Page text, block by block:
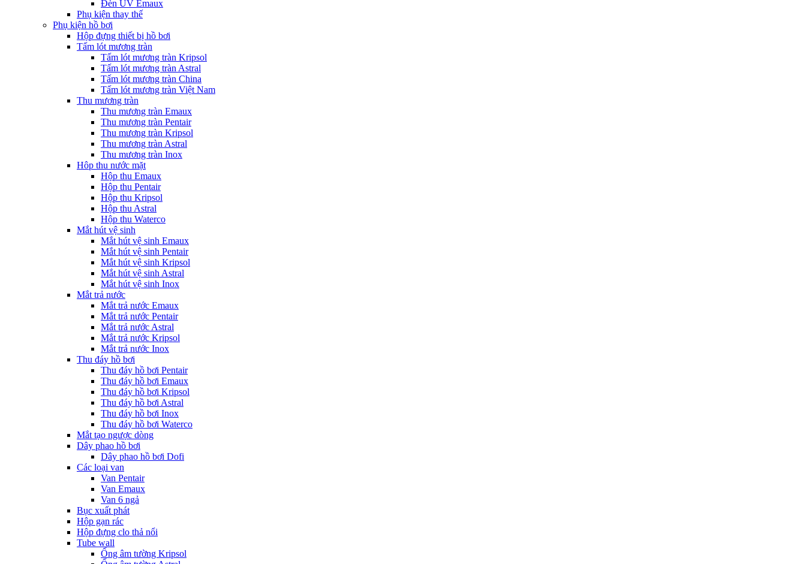
Đèn UV Emaux
Phụ kiện thay thế
Phụ kiện hồ bơi
Hộp đựng thiết bị hồ bơi
Tấm lót mương tràn
Tấm lót mương tràn Kripsol
Tấm lót mương tràn Astral
Tấm lót mương tràn China
Tấm lót mương tràn Việt Nam
Thu mương tràn
Thu mương tràn Emaux
Thu mương tràn Pentair
Thu mương tràn Kripsol
Thu mương tràn Astral
Thu mương tràn Inox
Hôp thu nước mặt
Hộp thu Emaux
Hộp thu Pentair
Hộp thu Kripsol
Hộp thu Astral
Hộp thu Waterco
Mắt hút vệ sinh
Mắt hút vệ sinh Emaux
Mắt hút vệ sinh Pentair
Mắt hút vệ sinh Kripsol
Mắt hút vệ sinh Astral
Mắt hút vệ sinh Inox
Mắt trả nước
Mắt trả nước Emaux
Mắt trả nước Pentair
Mắt trả nước Astral
Mắt trả nước Kripsol
Mắt trả nước Inox
Thu đáy hồ bơi
Thu đáy hồ bơi Pentair
Thu đáy hồ bơi Emaux
Thu đáy hồ bơi Kripsol
Thu đáy hồ bơi Astral
Thu đáy hồ bơi Inox
Thu đáy hồ bơi Waterco
Mắt tạo ngược dòng
Dây phao hồ bơi
Dây phao hồ bơi Dofi
Các loại van
Van Pentair
Van Emaux
Van 6 ngả
Bục xuất phát
Hộp gạn rác
Hộp đựng clo thả nổi
Tube wall
Ống âm tường Kripsol